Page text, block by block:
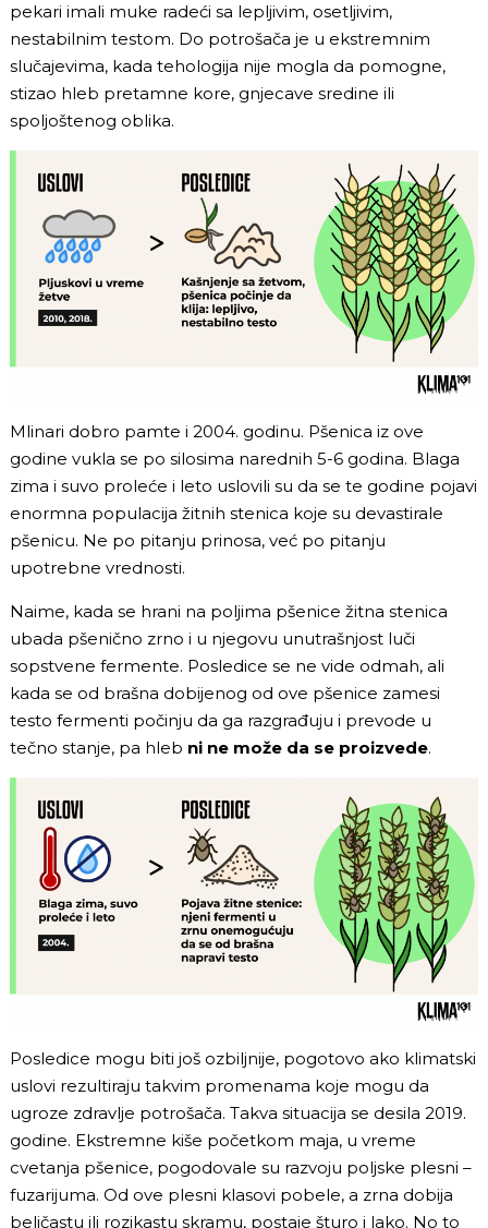
pekari imali muke radeći sa lepljivim, osetljivim,
nestabilnim testom. Do potrošača je u ekstremnim
slučajevima, kada tehologija nije mogla da pomogne,
stizao hleb pretamne kore, gnjecave sredine ili
spoljoštenog oblika.
Mlinari dobro pamte i 2004. godinu. Pšenica iz ove
godine vukla se po silosima narednih 5-6 godina. Blaga
zima i suvo proleće i leto uslovili su da se te godine pojavi
enormna populacija žitnih stenica koje su devastirale
pšenicu. Ne po pitanju prinosa, već po pitanju
upotrebne vrednosti.
Naime, kada se hrani na poljima pšenice žitna stenica
ubada pšenično zrno i u njegovu unutrašnjost luči
sopstvene fermente. Posledice se ne vide odmah, ali
kada se od brašna dobijenog od ove pšenice zamesi
testo fermenti počinju da ga razgrađuju i prevode u
tečno stanje, pa hleb ni ne može da se proizvede.
Posledice mogu biti još ozbiljnije, pogotovo ako klimatski
uslovi rezultiraju takvim promenama koje mogu da
ugroze zdravlje potrošača. Takva situacija se desila 2019.
godine. Ekstremne kiše početkom maja, u vreme
cvetanja pšenice, pogodovale su razvoju poljske plesni –
fuzarijuma. Od ove plesni klasovi pobele, a zrna dobija
beličastu ili rozikastu skramu, postaje šturo i lako. No to